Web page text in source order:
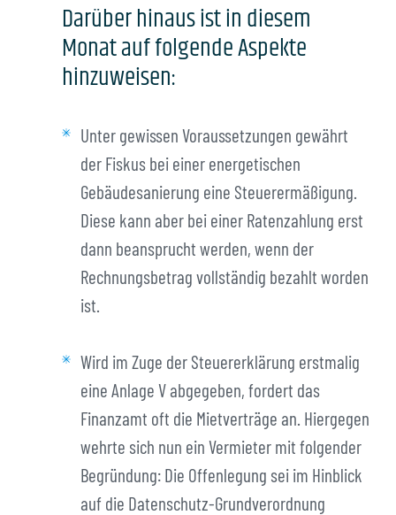
Darüber hinaus ist in diesem
Monat auf folgende Aspekte
hinzuweisen:
Unter gewissen Voraussetzungen gewährt
der Fiskus bei einer energetischen
Gebäudesanierung eine Steuerermäßigung.
Diese kann aber bei einer Ratenzahlung erst
dann beansprucht werden, wenn der
Rechnungsbetrag vollständig bezahlt worden
ist.
Wird im Zuge der Steuererklärung erstmalig
eine Anlage V abgegeben, fordert das
Finanzamt oft die Mietverträge an. Hiergegen
wehrte sich nun ein Vermieter mit folgender
Begründung: Die Offenlegung sei im Hinblick
auf die Datenschutz-Grundverordnung